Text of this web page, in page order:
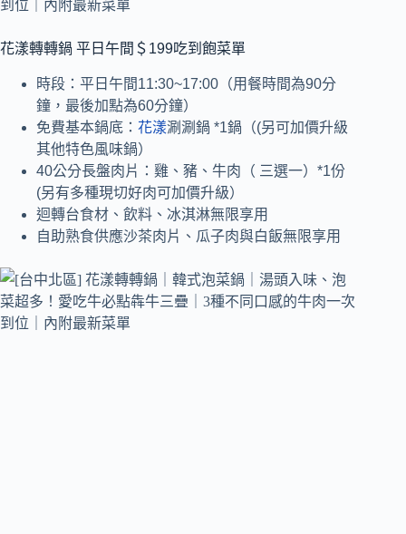
花漾轉轉鍋 平日午間＄199吃到飽菜單
時段：平日午間11:30~17:00（用餐時間為90分
鐘，最後加點為60分鐘）
免費基本鍋底： 花漾涮涮鍋 *1鍋（(另可加價升級
其他特色風味鍋）
40公分長盤肉片：雞、豬、牛肉（ 三選一）*1份
(另有多種現切好肉可加價升級）
迴轉台食材、飲料、冰淇淋無限享用
自助熟食供應沙茶肉片、瓜子肉與白飯無限享用